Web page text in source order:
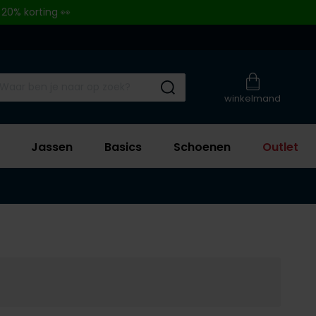
korting 👀
winkelmand
Submit search
Jassen Basics Schoenen Outlet